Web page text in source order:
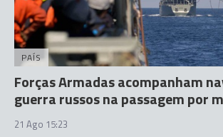
PAÍS
Forças Armadas acompanham
guerra russos na passagem por
21 Ago 15:23